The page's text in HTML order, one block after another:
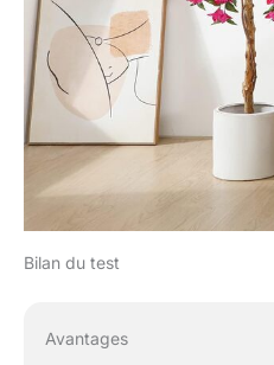
Bilan du test
Avantages